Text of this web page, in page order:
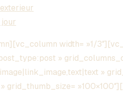
width= »1/
»
»
grid_thumb_size=